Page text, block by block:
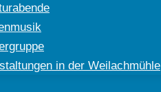
in der Weilachmühle